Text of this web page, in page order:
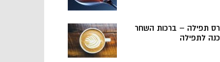
תפילה – ברכות השחר
לתפילה